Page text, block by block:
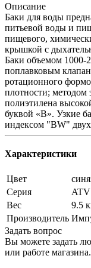
Описание
Баки для воды
питьевой воды и
пищевого,
крышкой с
Баки объемом 1000-
поплавковым
ротационного
плотности; методом
полиэтилена
буквой «B». Узкие
индексом "BW"
Характеристики
Цвет
Серия
ATV
Вес
9.5
Производитель
Задать вопрос
Вы можете задать
или работе магазина.